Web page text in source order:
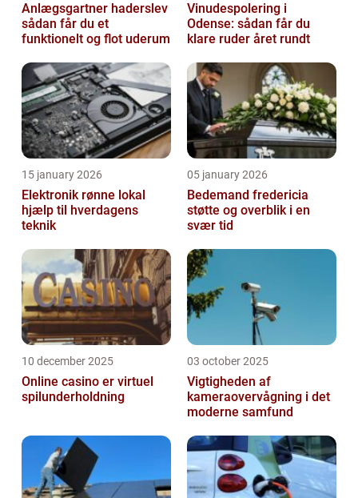
Anlægsgartner haderslev
sådan får du et
funktionelt og flot uderum
Vinudespolering i
Odense: sådan får du
klare ruder året rundt
15 january 2026
Elektronik rønne lokal
hjælp til hverdagens
teknik
05 january 2026
Bedemand fredericia
støtte og overblik i en
svær tid
10 december 2025
Online casino er virtuel
spilunderholdning
03 october 2025
Vigtigheden af
kameraovervågning i det
moderne samfund